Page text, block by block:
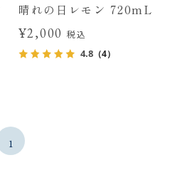
晴れの日レモン 720mL
¥2,000 税込
4.8 （4）
1